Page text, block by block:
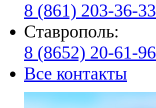
8 (861) 203-36-33
Ставрополь:
8 (8652) 20-61-96
Все контакты